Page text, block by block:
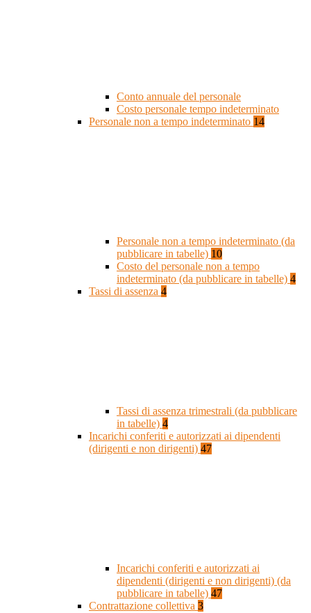
Conto annuale del personale
Costo personale tempo indeterminato
Personale non a tempo indeterminato 14
Personale non a tempo indeterminato (da
pubblicare in tabelle) 10
Costo del personale non a tempo
indeterminato (da pubblicare in tabelle) 4
Tassi di assenza 4
Tassi di assenza trimestrali (da pubblicare
in tabelle) 4
Incarichi conferiti e autorizzati ai dipendenti
(dirigenti e non dirigenti) 47
Incarichi conferiti e autorizzati ai
dipendenti (dirigenti e non dirigenti) (da
pubblicare in tabelle) 47
Contrattazione collettiva 3